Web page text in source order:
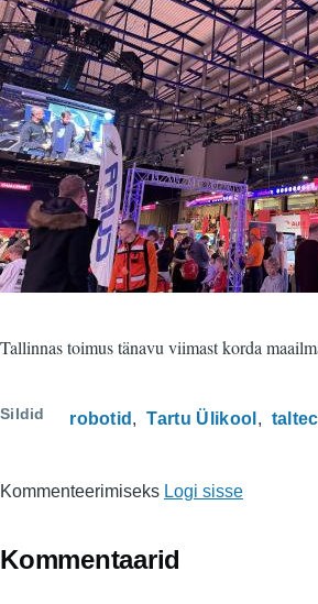
Tallinnas toimus tänavu viimast korda
Sildid robotid Tartu Ülikool
Kommenteerimiseks Logi sisse
Kommentaarid